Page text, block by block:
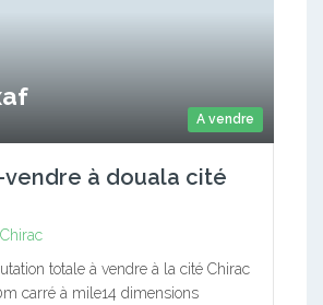
A vendre
à douala cité
totale à vendre à la cité Chirac
carré à mile14 dimensions